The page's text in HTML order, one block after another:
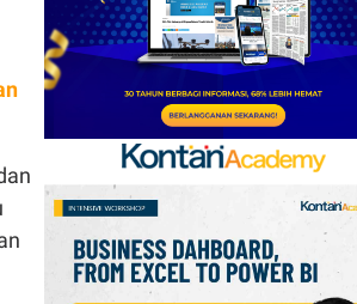
7
Klasemen Grup A Piala
AFF 2026: Ini Skenario
Indonesia Lolos ke
Semifinal
8
Promo Alfamart Murah
Banget 7–13 Agustus
2026, Sunlight hingga
Bebelac Diskon